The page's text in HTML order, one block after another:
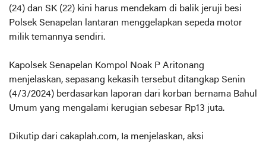
(24) dan SK (22) kini harus mendekam di balik jeruji besi
Polsek Senapelan lantaran menggelapkan sepeda motor
milik temannya sendiri.
Kapolsek Senapelan Kompol Noak P Aritonang
menjelaskan, sepasang kekasih tersebut ditangkap Senin
(4/3/2024) berdasarkan laporan dari korban bernama Bahul
Umum yang mengalami kerugian sebesar Rp13 juta.
Dikutip dari cakaplah.com, Ia menjelaskan, aksi